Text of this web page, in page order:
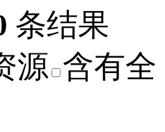
条结果
源 含有全